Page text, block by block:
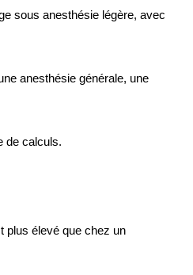
sous anesthésie légère, avec
anesthésie générale, une
de calculs.
plus élevé que chez un